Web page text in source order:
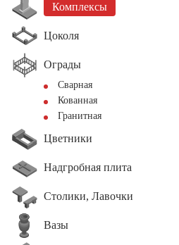
Комплексы
Цоколя
Ограды
Сварная
Кованная
Гранитная
Цветники
Надгробная плита
Столики, Лавочки
Вазы